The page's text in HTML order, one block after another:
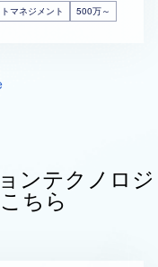
マネジメント 500万～
ンテクノロジ
ちら